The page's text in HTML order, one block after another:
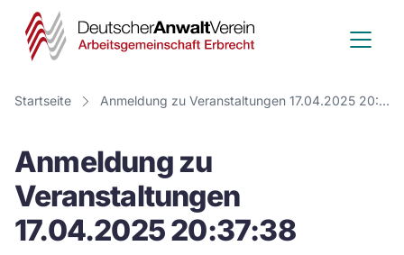
Deutscher
Anwalt
Verein
Startseite Anmeldung zu Veranstaltungen 17.04.2025 20:37:38
Anmeldung zu
Veranstaltungen
17.04.2025 20:37:38